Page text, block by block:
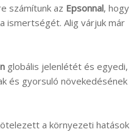
számítunk az Epsonnal, hogy
ismertségét. Alig várjuk már
globális jelenlétét és egyedi,
és gyorsuló növekedésének
a környezeti hatások